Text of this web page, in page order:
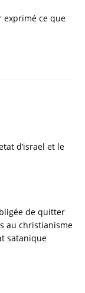
exprimé ce que
d’israel et le
de quitter
au christianisme
satanique